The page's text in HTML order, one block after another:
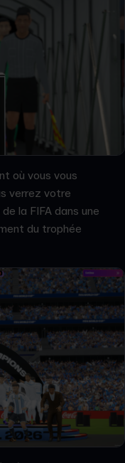
où vous vous
verrez votre
la FIFA dans une
du trophée